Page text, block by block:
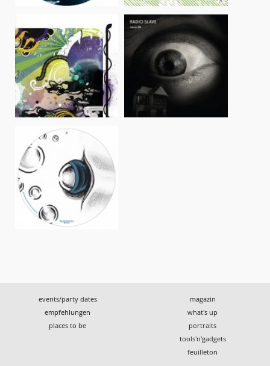
events/party dates
empfehlungen
places to be
magazin
what's up
portraits
tools'n'gadgets
feuilleton